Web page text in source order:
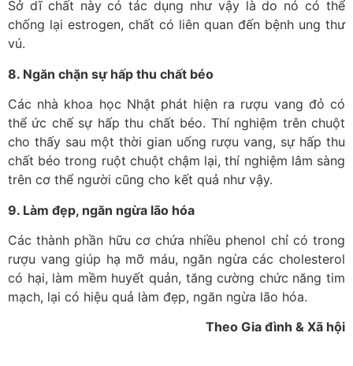
Sở dĩ chất này có tác dụng như vậy là do nó có thể
chống lại estrogen, chất có liên quan đến bệnh ung thư
vú.
8. Ngăn chặn sự hấp thu chất béo
Các nhà khoa học Nhật phát hiện ra rượu vang đỏ có
thể ức chế sự hấp thu chất béo. Thí nghiệm trên chuột
cho thấy sau một thời gian uống rượu vang, sự hấp thu
chất béo trong ruột chuột chậm lại, thí nghiệm lâm sàng
trên cơ thể người cũng cho kết quả như vậy.
9. Làm đẹp, ngăn ngừa lão hóa
Các thành phần hữu cơ chứa nhiều phenol chỉ có trong
rượu vang giúp hạ mỡ máu, ngăn ngừa các cholesterol
có hại, làm mềm huyết quản, tăng cường chức năng tim
mạch, lại có hiệu quả làm đẹp, ngăn ngừa lão hóa.
Theo Gia đình & Xã hội